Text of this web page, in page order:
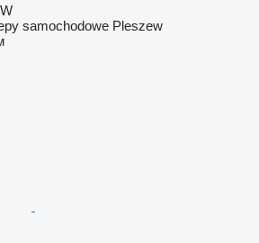
samochodowe Pleszew